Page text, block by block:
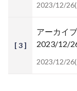
2023/12/
[ 3 ]
アーカイ
2023/12/
2023/12/